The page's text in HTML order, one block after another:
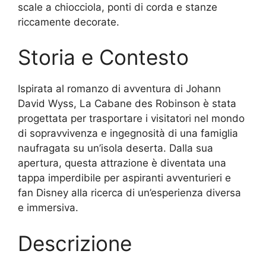
scale a chiocciola, ponti di corda e stanze
riccamente decorate.
Storia e Contesto
Ispirata al romanzo di avventura di Johann
David Wyss, La Cabane des Robinson è stata
progettata per trasportare i visitatori nel mondo
di sopravvivenza e ingegnosità di una famiglia
naufragata su un’isola deserta. Dalla sua
apertura, questa attrazione è diventata una
tappa imperdibile per aspiranti avventurieri e
fan Disney alla ricerca di un’esperienza diversa
e immersiva.
Descrizione